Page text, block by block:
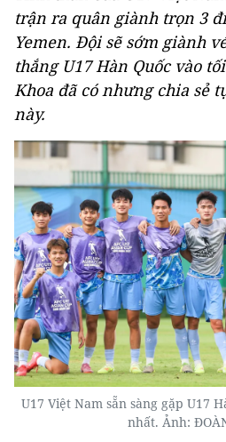
trận ra quân giành trọn 3
Yemen. Đội sẽ sớm giành
thắng U17 Hàn Quốc vào
Khoa đã có nhưng chia sẻ
này.
U17 Việt Nam sẵn sàng gặp U17
nhất. Ảnh: